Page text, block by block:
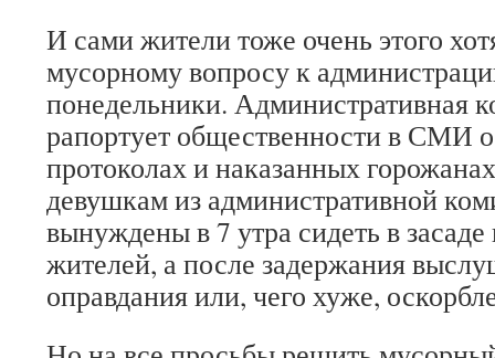
И сами жители тоже очень этого
мусорному вопросу к
понедельники. Административная
рапортует общественности в СМИ
протоколах и наказанных
девушкам из административной
вынуждены в 7 утра сидеть в
жителей, а после задержания
оправдания или, чего хуже,